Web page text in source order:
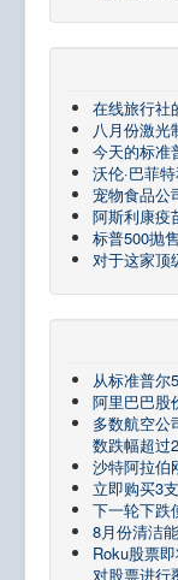
在线旅行社
八月份激光
今天的标准
沃伦·巴菲
宠物食品公
阿斯利康疫
标普500抛
对于这家顶
从标准普尔
阿里巴巴股
多数航空公
数跌幅超过
沙特阿拉伯
立即购买3
下一轮下跌
8月份清洁
Roku股票
对股票进行